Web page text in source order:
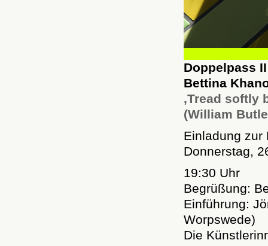
Doppelpass II
Bettina
‚Tread softly
(William
Einladung zur
Donnerstag,
19:30 Uhr
Begrüßung:
Einführung:
Worpswede)
Die